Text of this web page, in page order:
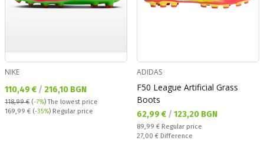
NIKE
Текуща цена:
110,49 € / 216,10 BGN
118,99 € (-7%)The lowest price
Regular price:
169,99 € (-35%) Regular price
ADIDAS
F50 League Artificial Grass
Boots
Текуща цена:
62,99 € / 123,20 BGN
Regular price:
89,99 € Regular price
Спестявате:
27,00 € Difference